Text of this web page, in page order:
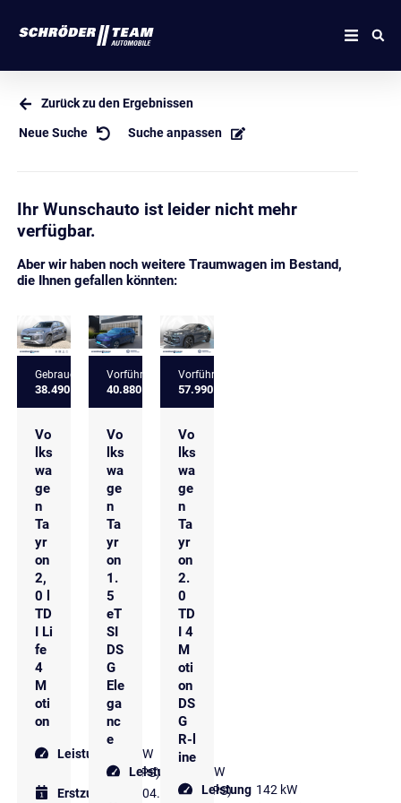
Zurück zu den Ergebnissen
Neue Suche Suche anpassen
Ihr Wunschauto ist leider nicht mehr
verfügbar.
Aber wir haben noch weitere Traumwagen im Bestand,
die Ihnen gefallen könnten:
Gebrauchtfahrzeug
38.490 €
Vo
lks
wa
ge
n
Ta
yr
on
2,
0 l
TD
I Li
fe
4
M
oti
on
Leistung
142 kW
(193 PS)
Erstzulassung
04.2025
Vorführfahrzeug
40.880 €
Vo
lks
wa
ge
n
Ta
yr
on
1.
5
eT
SI
DS
G
Ele
ga
nc
e
Leistung
110 kW
(150 PS)
Vorführfahrzeug
57.990 €
Vo
lks
wa
ge
n
Ta
yr
on
2.
0
TD
I 4
M
oti
on
DS
G
R-l
ine
Leistung 142 kW